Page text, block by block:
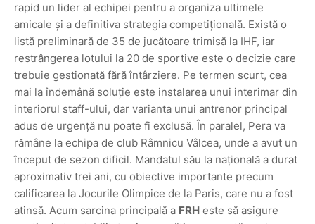
rapid un lider al echipei pentru a organiza ultimele
amicale și a definitiva strategia competițională. Există o
listă preliminară de 35 de jucătoare trimisă la IHF, iar
restrângerea lotului la 20 de sportive este o decizie care
trebuie gestionată fără întârziere. Pe termen scurt, cea
mai la îndemână soluție este instalarea unui interimar din
interiorul staff-ului, dar varianta unui antrenor principal
adus de urgență nu poate fi exclusă. În paralel, Pera va
rămâne la echipa de club Râmnicu Vâlcea, unde a avut un
început de sezon dificil. Mandatul său la națională a durat
aproximativ trei ani, cu obiective importante precum
calificarea la Jocurile Olimpice de la Paris, care nu a fost
atinsă. Acum sarcina principală a FRH este să asigure